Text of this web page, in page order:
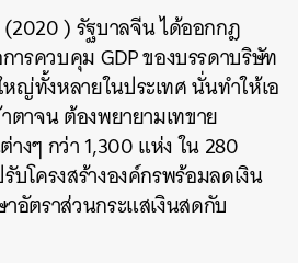
(2020 )รัฐบาลจีน ได้ออกกฎ
ารควบคุมGDPของบรรดาบริษัท
ญ่ทั้งหลายในประเทศ นั่นทำให้เอ
ตาจน ต้องพยายามเทขาย
งๆ กว่า 1,300 แห่ง ใน 280
บโครงสร้างองค์กรพร้อมลดเงิน
อัตราส่วนกระแสเงินสดกับ